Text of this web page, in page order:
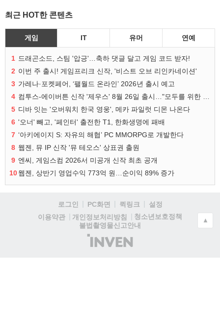
최근 HOT한 콘텐츠
게임 IT 유머 연예
1 드래곤소드, 스팀 '압긍'…축하 댓글 달고 게임 코드 받자!
2 이번 주 출시! 게임프리크 신작, '비스트 오브 리인카네이션'
3 가레나·포켓페어, ‘팰월드 온라인’ 2026년 출시 예고
4
5 디바 잇는 '오버워치 한국 영웅', 메카 파일럿 디몬 나온다
6 '오너' 빼고, '페인터' 출전한 T1, 한화생명에 패배
7 ‘아키에이지 S: 자유의 해협’ PC MMORPG로 개발한다
8 웹젠, 뮤 IP 신작 '뮤 테오스' 상표권 출원
9 엔씨, 게임스컴 2026서 미공개 신작 최초 공개
10웹젠, 상반기 영업수익 773억 원…순이익 89% 증가
로그인 PC화면 퀵링크
설정
이용약관
개인정보처리방침
청소년보호정책
불법촬영물신고안내
(주)
인
▲